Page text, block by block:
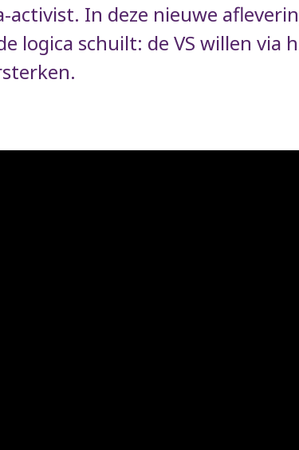
activist. In deze nieuwe
logica schuilt: de VS willen